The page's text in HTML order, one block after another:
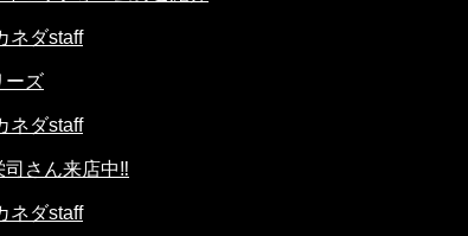
ネダstaff
ーズ
ネダstaff
さん来店中‼
ネダstaff